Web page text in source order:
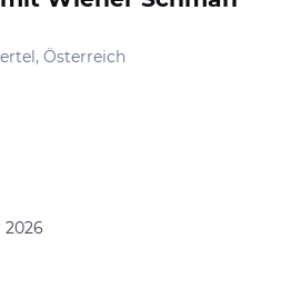
Österreich
2026